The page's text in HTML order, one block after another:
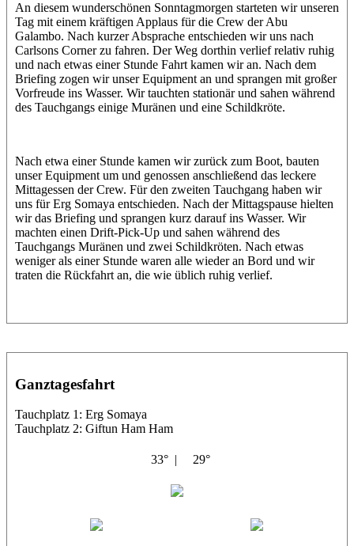
An diesem wunderschönen Sonntagmorgen starteten wir unseren
Tag mit einem kräftigen Applaus für die Crew der Abu
Galambo. Nach kurzer Absprache entschieden wir uns nach
Carlsons Corner zu fahren. Der Weg dorthin verlief relativ ruhig
und nach etwas einer Stunde Fahrt kamen wir an. Nach dem
Briefing zogen wir unser Equipment an und sprangen mit großer
Vorfreude ins Wasser. Wir tauchten stationär und sahen während
des Tauchgangs einige Muränen und eine Schildkröte.
Nach etwa einer Stunde kamen wir zurück zum Boot, bauten
unser Equipment um und genossen anschließend das leckere
Mittagessen der Crew. Für den zweiten Tauchgang haben wir
uns für Erg Somaya entschieden. Nach der Mittagspause hielten
wir das Briefing und sprangen kurz darauf ins Wasser. Wir
machten einen Drift-Pick-Up und sahen während des
Tauchgangs Muränen und zwei Schildkröten. Nach etwas
weniger als einer Stunde waren alle wieder an Bord und wir
traten die Rückfahrt an, die wie üblich ruhig verlief.
Ganztagesfahrt
Tauchplatz 1: Erg Somaya
Tauchplatz 2: Giftun Ham Ham
33° | 29°